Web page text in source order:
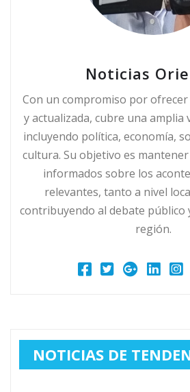
Noticias
Con un compromiso por
y actualizada, cubre una amplia
incluyendo política, economía,
cultura. Su objetivo es
informados sobre los
relevantes, tanto a nivel
contribuyendo al debate público
región.
NOTICIAS DE